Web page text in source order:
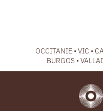
OCCITANIE • VIC •
BURGOS •